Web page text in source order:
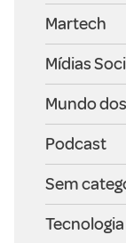
Martech
Mídias
Mundo
Podcast
Sem